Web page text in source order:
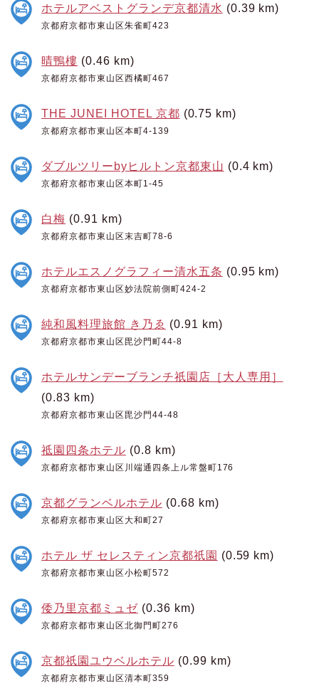
ホテルアベストグランデ京都清水 (0.39 km)
京都府京都市東山区朱雀町423
晴鴨樓 (0.46 km)
京都府京都市東山区西橘町467
THE JUNEI HOTEL 京都 (0.75 km)
京都府京都市東山区本町4-139
ダブルツリーbyヒルトン京都東山 (0.4 km)
京都府京都市東山区本町1-45
白梅 (0.91 km)
京都府京都市東山区末吉町78-6
ホテルエスノグラフィー清水五条 (0.95 km)
京都府京都市東山区妙法院前側町424-2
純和風料理旅館 き乃ゑ (0.91 km)
京都府京都市東山区毘沙門町44-8
ホテルサンデーブランチ祇園店［大人専用］
(0.83 km)
京都府京都市東山区毘沙門44-48
祗園四条ホテル (0.8 km)
京都府京都市東山区川端通四条上ル常盤町176
京都グランベルホテル (0.68 km)
京都府京都市東山区大和町27
ホテル ザ セレスティン京都祇園 (0.59 km)
京都府京都市東山区小松町572
倭乃里京都ミュゼ(0.36 km)
京都府京都市東山区北御門町276
京都祇園ユウベルホテル (0.99 km)
京都府京都市東山区清本町359